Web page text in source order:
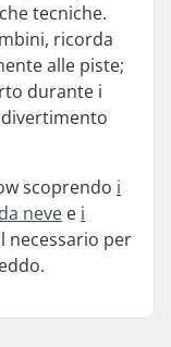
tecniche.
ricorda
alle piste;
durante i
scoprendo i
neve e i
necessario per